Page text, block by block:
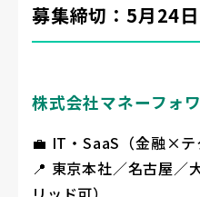
募集締切：5月24日
株式会社マネーフォ
💼 IT・SaaS（金融×テ
📍 東京本社／名古屋／